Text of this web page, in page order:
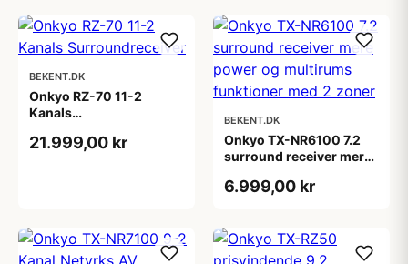
BEKENT.DK
Onkyo RZ-70 11-2
Kanals
21.999,00 kr
BEKENT.DK
Onkyo TX-NR6100 7.2
surround receiver mere
funktioner med 2 zoner
6.999,00 kr